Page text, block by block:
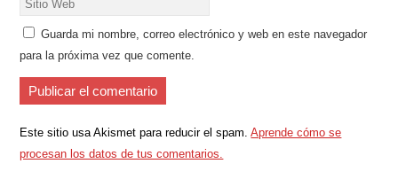
Guarda mi nombre, correo electrónico y web en este navegador
para la próxima vez que comente.
Este sitio usa Akismet para reducir el spam.Aprende cómo se
procesan los datos de tus comentarios.